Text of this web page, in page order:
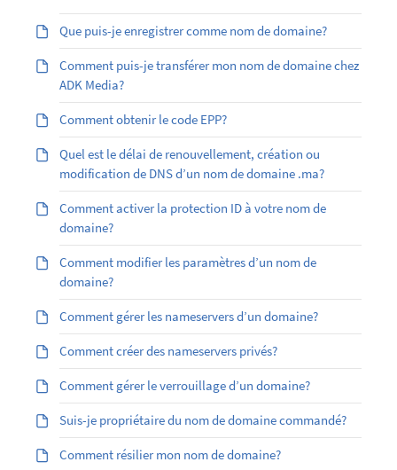
Que puis-je enregistrer comme nom de domaine?
Comment puis-je transférer mon nom de domaine chez
ADK Media?
Comment obtenir le code EPP?
Quel est le délai de renouvellement, création ou
modification de DNS d’un nom de domaine .ma?
Comment activer la protection ID à votre nom de
domaine?
Comment modifier les paramètres d’un nom de
domaine?
Comment gérer les nameservers d’un domaine?
Comment créer des nameservers privés?
Comment gérer le verrouillage d’un domaine?
Suis-je propriétaire du nom de domaine commandé?
Comment résilier mon nom de domaine?